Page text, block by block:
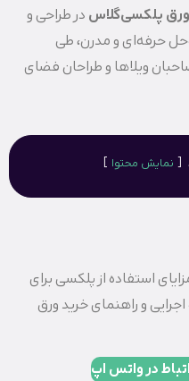
ورق پلکسی‌گلاس در طراحی و
حرفه‌ای و مدرن، طی
ویلاها و طراحان فضای
نمایش محتوا
استفاده از پلکسی برای
و راهنمای خرید ورق
در واتس اپ